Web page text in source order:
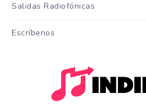
Salidas Radiofónicas
Escríbenos